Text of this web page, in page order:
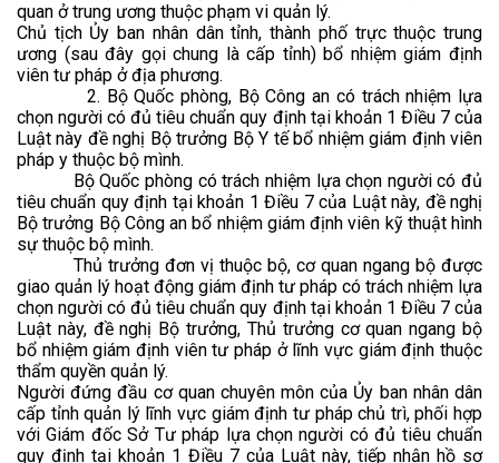
quan ở trung ương thuộc phạm vi quản lý.
Chủ tịch Ủy ban nhân dân tỉnh, thành phố trực thuộc trung
ương (sau đây gọi chung là cấp tỉnh) bổ nhiệm giám định
viên tư pháp ở địa phương.
2. Bộ Quốc phòng, Bộ Công an có trách nhiệm lựa
chọn người có đủ tiêu chuẩn quy định tại khoản 1 Điều 7 của
Luật này đề nghị Bộ trưởng Bộ Y tế bổ nhiệm giám định viên
pháp y thuộc bộ mình.
Bộ Quốc phòng có trách nhiệm lựa chọn người có đủ
tiêu chuẩn quy định tại khoản 1 Điều 7 của Luật này, đề nghị
Bộ trưởng Bộ Công an bổ nhiệm giám định viên kỹ thuật hình
sự thuộc bộ mình.
Thủ trưởng đơn vị thuộc bộ, cơ quan ngang bộ được
giao quản lý hoạt động giám định tư pháp có trách nhiệm lựa
chọn người có đủ tiêu chuẩn quy định tại khoản 1 Điều 7 của
Luật này, đề nghị Bộ trưởng, Thủ trưởng cơ quan ngang bộ
bổ nhiệm giám định viên tư pháp ở lĩnh vực giám định thuộc
thẩm quyền quản lý.
Người đứng đầu cơ quan chuyên môn của Ủy ban nhân dân
cấp tỉnh quản lý lĩnh vực giám định tư pháp chủ trì, phối hợp
với Giám đốc Sở Tư pháp lựa chọn người có đủ tiêu chuẩn
quy định tại khoản 1 Điều 7 của Luật này, tiếp nhận hồ sơ